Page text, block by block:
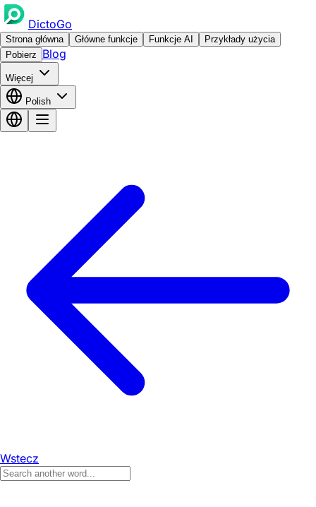
DictoGo
Strona główna Główne funkcje Funkcje AI
Przykłady użycia
Pobierz
Blog
Więcej
Polish
Wstecz